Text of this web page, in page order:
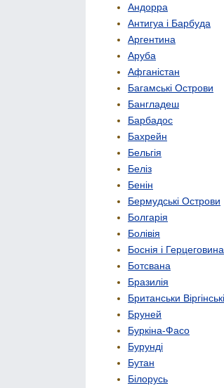
Андорра
Антигуа і Барбуда
Аргентина
Аруба
Афганістан
Багамські Острови
Бангладеш
Барбадос
Бахрейн
Бельгія
Беліз
Бенін
Бермудські Острови
Болгарія
Болівія
Боснія і Герцеговина
Ботсвана
Бразилія
Британськи
Бруней
Буркіна-Фасо
Бурунді
Бутан
Білорусь